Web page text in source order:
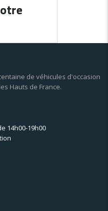
de véhicules d'occasion
Hauts de France.
14h00-19h00